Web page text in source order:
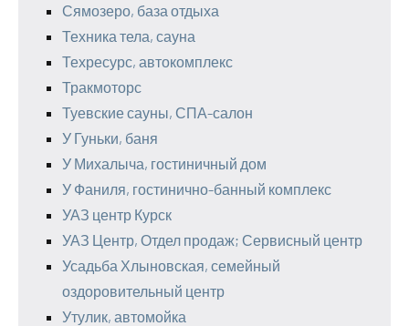
Сямозеро, база отдыха
Техника тела, сауна
Техресурс, автокомплекс
Тракмоторс
Туевские сауны, СПА-салон
У Гуньки, баня
У Михалыча, гостиничный дом
У Фаниля, гостинично-банный комплекс
УАЗ центр Курск
УАЗ Центр, Отдел продаж; Сервисный центр
Усадьба Хлыновская, семейный
оздоровительный центр
Утулик, автомойка